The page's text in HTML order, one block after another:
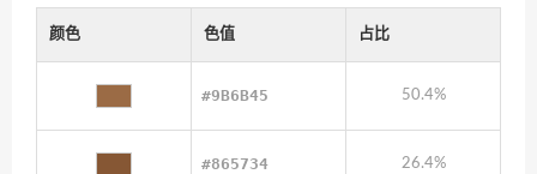
颜色 色值 占比
#9B6B45 50.4%
#865734 26.4%